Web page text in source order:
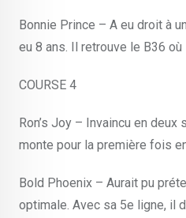
Bonnie Prince – A eu droit à
eu 8 ans. Il retrouve le B36
COURSE 4
Ron’s Joy – Invaincu en
monte pour la première fois
Bold Phoenix – Aurait pu
optimale. Avec sa 5e ligne, il